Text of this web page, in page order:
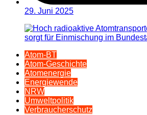
29. Juni 2025
Atom-BT
Atom-Geschichte
Atomenergie
Energiewende
NRW
Umweltpolitik
Verbraucherschutz